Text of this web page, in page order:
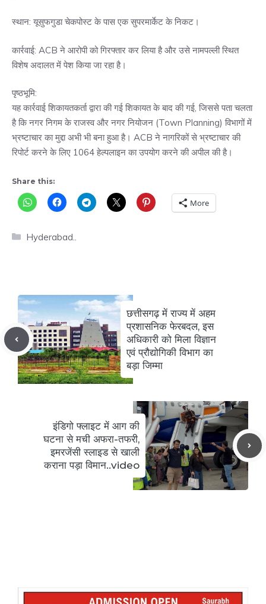
स्थान: यूसुफगुडा चेकपोस्ट के पास एक सुपरमार्केट के निकट।
कार्रवाई: ACB ने आरोपी को गिरफ्तार कर लिया है और उसे नामपल्ली स्थित
विशेष अदालत में पेश किया जा रहा है।
पृष्ठभूमि:
यह कार्रवाई शिकायतकर्ता द्वारा की गई शिकायत के बाद की गई, जिससे पता चलता
है कि नगर निगम के राजस्व और नगर नियोजन (Town Planning) विभागों में
भ्रष्टाचार का मुद्दा अभी भी बना हुआ है। ACB ने नागरिकों से भ्रष्टाचार की
रिपोर्ट करने के लिए 1064 हेल्पलाइन का उपयोग करने की अपील की है।
Share this:
More
Categories
Hyderabad..
छत्तीसगढ़ में राज्य में अहम
प्रशासनिक फेरबदल, इस
अधिकारी को मिला विज्ञान
एवं प्रौद्योगिकी विभाग का
बड़ा जिम्मा
इंडिगो फ्लाइट में आग की
घटना से मची अफरा-तफरी,
इमरजेंसी स्लाइड से खाली
कराना पड़ा विमान..video